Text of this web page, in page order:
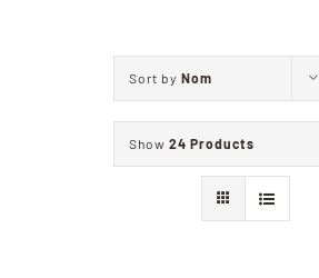
Sort by Nom
Show 24 Products